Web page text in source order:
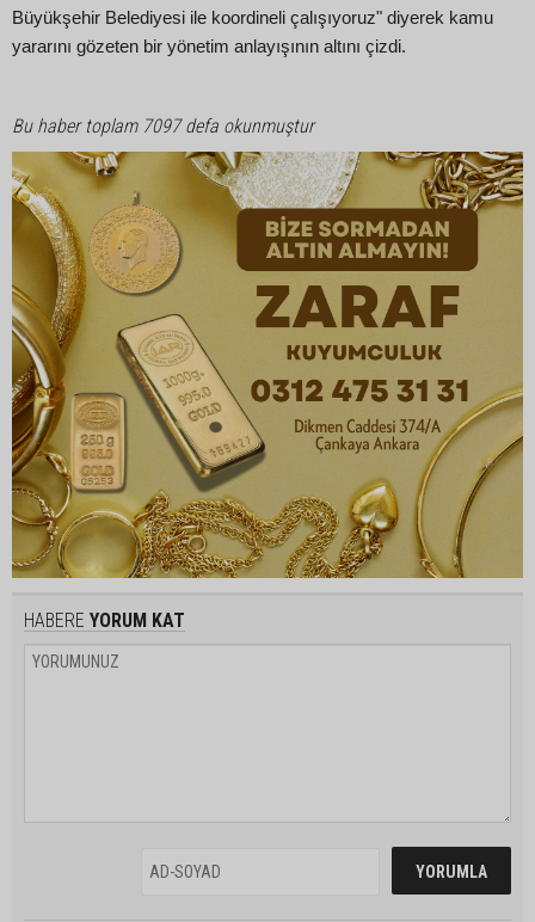
Büyükşehir Belediyesi ile koordineli çalışıyoruz" diyerek kamu
yararını gözeten bir yönetim anlayışının altını çizdi.
Bu haber toplam 7097 defa okunmuştur
HABERE YORUM KAT